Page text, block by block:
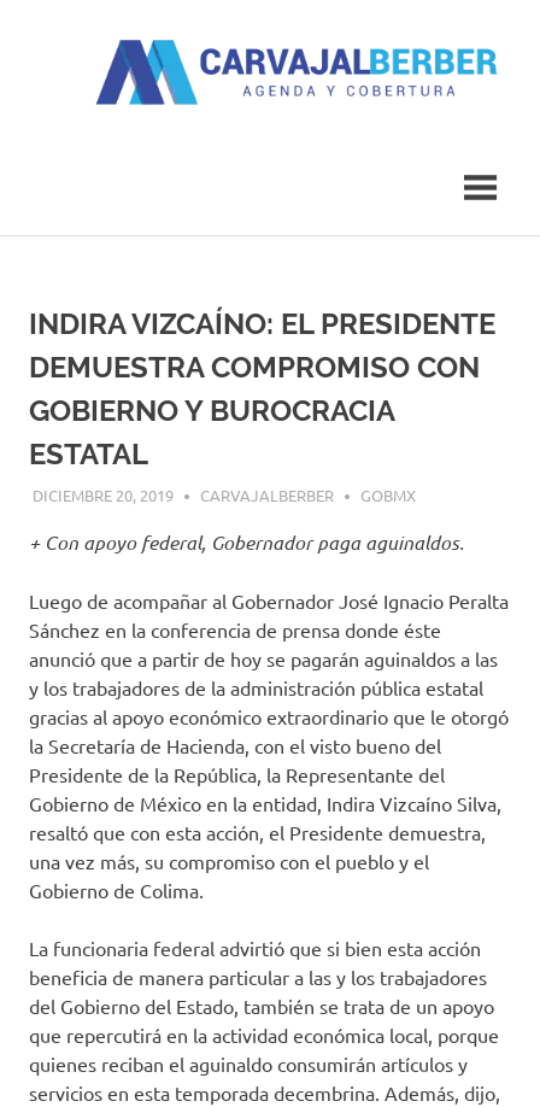
INDIRA VIZCAÍNO: EL PRESIDENTE
DEMUESTRA COMPROMISO CON
GOBIERNO Y BUROCRACIA
ESTATAL
DICIEMBRE 20, 2019 CARVAJALBERBER GOBMX
+ Con apoyo federal, Gobernador paga aguinaldos.
Luego de acompañar al Gobernador José Ignacio Peralta
Sánchez en la conferencia de prensa donde éste
anunció que a partir de hoy se pagarán aguinaldos a las
y los trabajadores de la administración pública estatal
gracias al apoyo económico extraordinario que le otorgó
la Secretaría de Hacienda, con el visto bueno del
Presidente de la República, la Representante del
Gobierno de México en la entidad, Indira Vizcaíno Silva,
resaltó que con esta acción, el Presidente demuestra,
una vez más, su compromiso con el pueblo y el
Gobierno de Colima.
La funcionaria federal advirtió que si bien esta acción
beneficia de manera particular a las y los trabajadores
del Gobierno del Estado, también se trata de un apoyo
que repercutirá en la actividad económica local, porque
quienes reciban el aguinaldo consumirán artículos y
servicios en esta temporada decembrina. Además, dijo,